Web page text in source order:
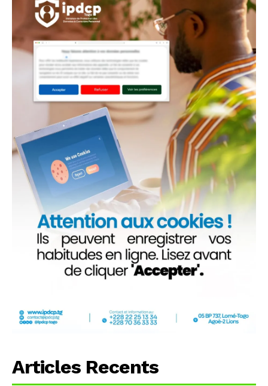
Articles Recents